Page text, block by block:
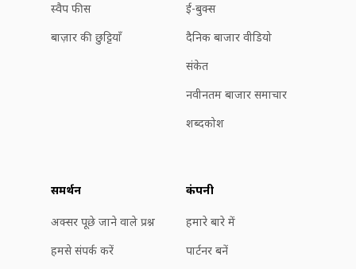
स्वैप फीस
बाज़ार की छुट्टियाँ
ई-बुक्स
दैनिक बाजार वीडियो
संकेत
नवीनतम बाजार समाचार
शब्दकोश
समर्थन
अक्सर पूछे जाने वाले प्रश्न
हमसे संपर्क करें
कंपनी
हमारे बारे में
पार्टनर बनें